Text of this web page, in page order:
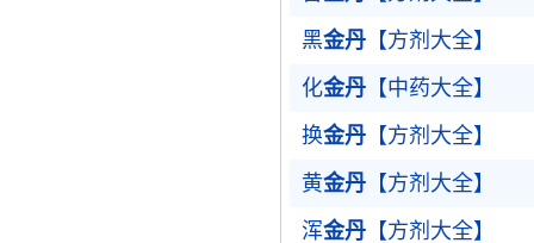
黑金丹 【方剂大全】
化金丹 【中药大全】
换金丹 【方剂大全】
黄金丹 【方剂大全】
浑金丹 【方剂大全】